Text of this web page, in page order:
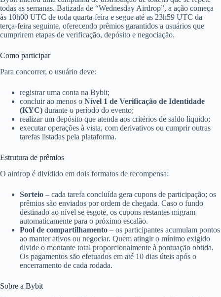
todas as semanas. Batizada de “Wednesday Airdrop”, a ação começa
às 10h00 UTC de toda quarta-feira e segue até as 23h59 UTC da
terça-feira seguinte, oferecendo prêmios garantidos a usuários que
cumprirem etapas de verificação, depósito e negociação.
Como participar
Para concorrer, o usuário deve:
registrar uma conta na Bybit;
concluir ao menos o Nível 1 de Verificação de Identidade
(KYC) durante o período do evento;
realizar um depósito que atenda aos critérios de saldo líquido;
executar operações à vista, com derivativos ou cumprir outras
tarefas listadas pela plataforma.
Estrutura de prêmios
O airdrop é dividido em dois formatos de recompensa:
Sorteio – cada tarefa concluída gera cupons de participação; os
prêmios são enviados por ordem de chegada. Caso o fundo
destinado ao nível se esgote, os cupons restantes migram
automaticamente para o próximo escalão.
Pool de compartilhamento – os participantes acumulam pontos
ao manter ativos ou negociar. Quem atingir o mínimo exigido
divide o montante total proporcionalmente à pontuação obtida.
Os pagamentos são efetuados em até 10 dias úteis após o
encerramento de cada rodada.
Sobre a Bybit